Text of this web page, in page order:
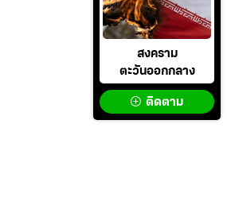
สงคราม
ตะวันออกกลาง
ติดตาม